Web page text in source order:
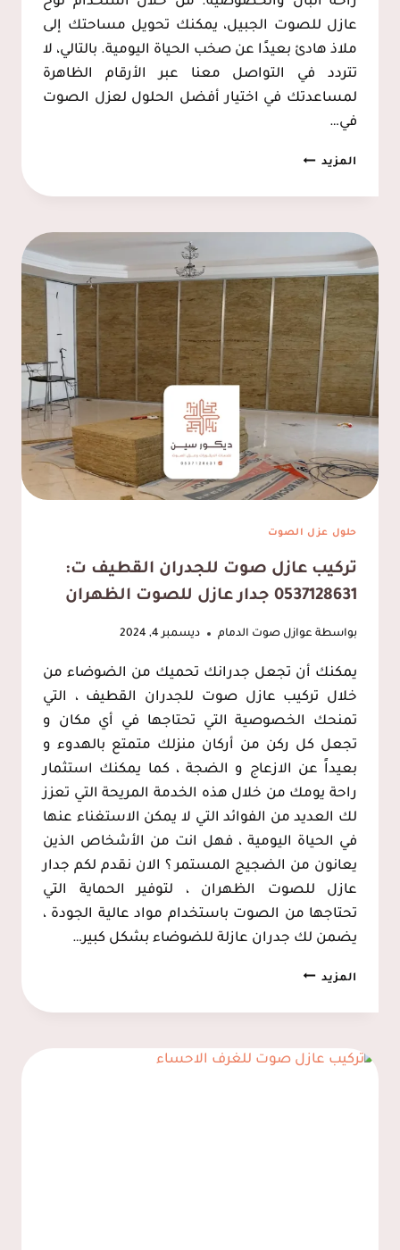
عازل للصوت الجبيل، يمكنك تحويل مساحتك إلى
ملاذ هادئ بعيدًا عن صخب الحياة اليومية. بالتالي، لا
تتردد في التواصل معنا عبر الأرقام الظاهرة
لمساعدتك في اختيار أفضل الحلول لعزل الصوت
في…
المزيدعازل
الجبيل
ت:
0537128631
–
اقوى
عازل
صوت
الجبيل
حلول عزل الصوت
تركيب عازل صوت للجدران القطيف ت:
0537128631 جدار عازل للصوت الظهران
بواسطة عوازل صوت الدمام ديسمبر 4, 2024
يمكنك أن تجعل جدرانك تحميك من الضوضاء من
خلال تركيب عازل صوت للجدران القطيف ، التي
تمنحك الخصوصية التي تحتاجها في أي مكان و
تجعل كل ركن من أركان منزلك متمتع بالهدوء و
بعيداً عن الازعاج و الضجة ، كما يمكنك استثمار
راحة يومك من خلال هذه الخدمة المريحة التي تعزز
لك العديد من الفوائد التي لا يمكن الاستغناء عنها
في الحياة اليومية ، فهل انت من الأشخاص الذين
يعانون من الضجيج المستمر ؟ الان نقدم لكم جدار
عازل للصوت الظهران ، لتوفير الحماية التي
تحتاجها من الصوت باستخدام مواد عالية الجودة ،
يضمن لك جدران عازلة للضوضاء بشكل كبير…
المزيدتركيب